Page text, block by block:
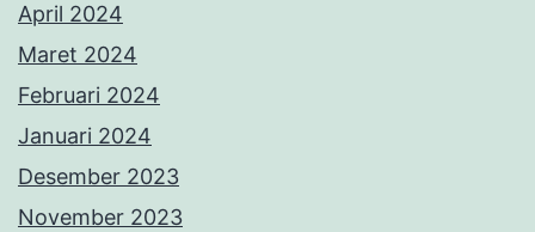
April 2024
Maret 2024
Februari 2024
Januari 2024
Desember 2023
November 2023